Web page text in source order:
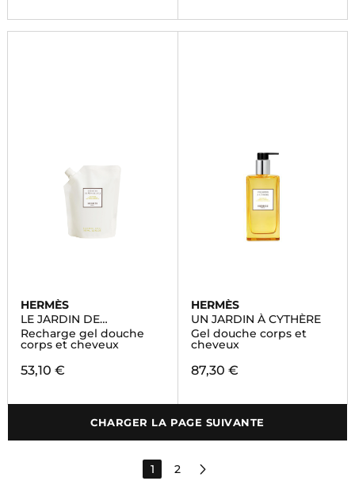
HERMÈS
LE JARDIN DE
MONSIEUR LI
Recharge gel douche
corps et cheveux
53,10 €
HERMÈS
UN JARDIN À CYTHÈRE
Gel douche corps et
cheveux
87,30 €
CHARGER LA PAGE SUIVANTE
1 2